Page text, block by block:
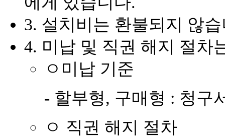
3. 설치비는 환불되지 않
4. 미납 및 직권 해지 절차
ㅇ미납 기준
- 할부형, 구매형 : 청구
ㅇ 직권 해지 절차